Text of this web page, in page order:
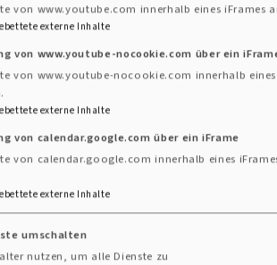
kann Ihnen
Helfer für die Einkaufsfahrten
Bitte bedenken Sie, dass Sie
zu Hause haben, da die
keine Einkäufe auslegen können (es
Über das Hilfe-Telefon bekommen Sie
einen „Telefonischen Besuchsdienst“
werden dann zu einer vereinbarten Zeit
und können von Ihrem Alltag
besprechen und sich mit einem
ein bisschen zerstreuen.
von www.youtube.com innerhalb eines iFrames
externe Inhalte
von www.youtube-nocookie.com über ein
von www.youtube-nocookie.com innerhalb eines
externe Inhalte
von calendar.google.com über ein iFrame
von calendar.google.com innerhalb eines
externe Inhalte
umschalten
nutzen, um alle Dienste zu